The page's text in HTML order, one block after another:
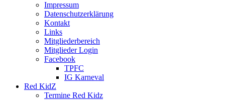
Impressum
Datenschutzerklärung
Kontakt
Links
Mitgliederbereich
Mitglieder Login
Facebook
TPFC
IG Karneval
Red KidZ
Termine Red Kidz